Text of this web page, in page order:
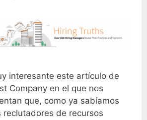
interesante este artículo de
Company en el que nos
que, como ya sabíamos
reclutadores de recursos